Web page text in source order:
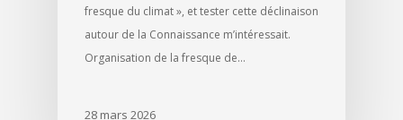
fresque du climat », et tester cette déclinaison
autour de la Connaissance m’intéressait.
Organisation de la fresque de…
28 mars 2026